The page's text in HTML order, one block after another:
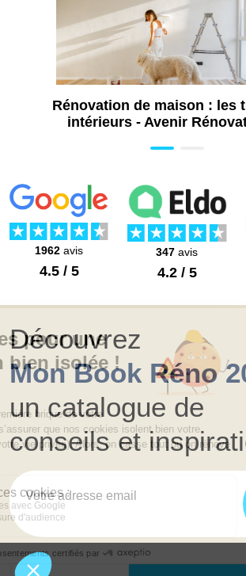
Rénovation de maison : les
intérieurs - Avenir
1962 avis
4.5 / 5
347 avis
4.2 / 5
Découvrez
Mon Book Réno
un catalogue de
conseils et